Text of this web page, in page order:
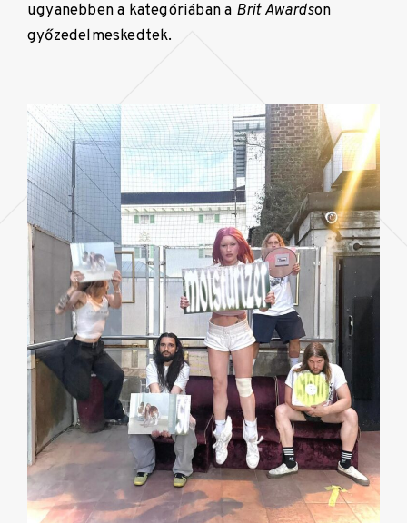
ugyanebben a kategóriában a Brit Awardson
győzedelmeskedtek.